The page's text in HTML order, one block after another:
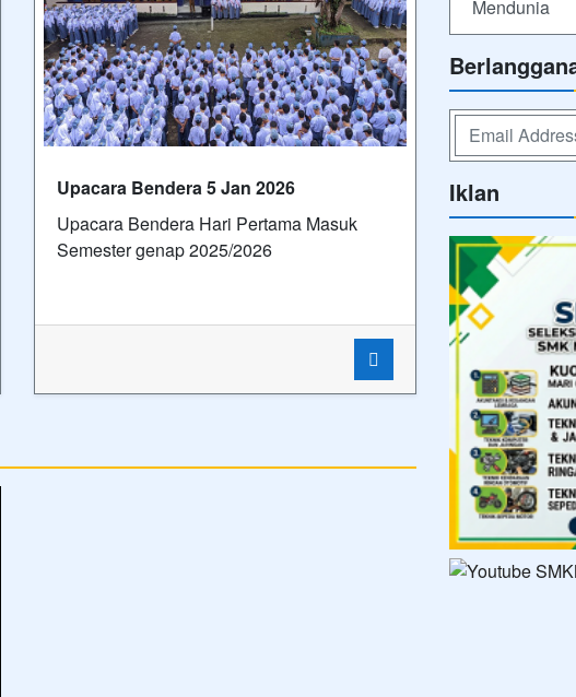
Upacara Bendera 5 Jan 2026
Upacara Bendera Hari Pertama Masuk
Semester genap 2025/2026
Mendunia
Iklan